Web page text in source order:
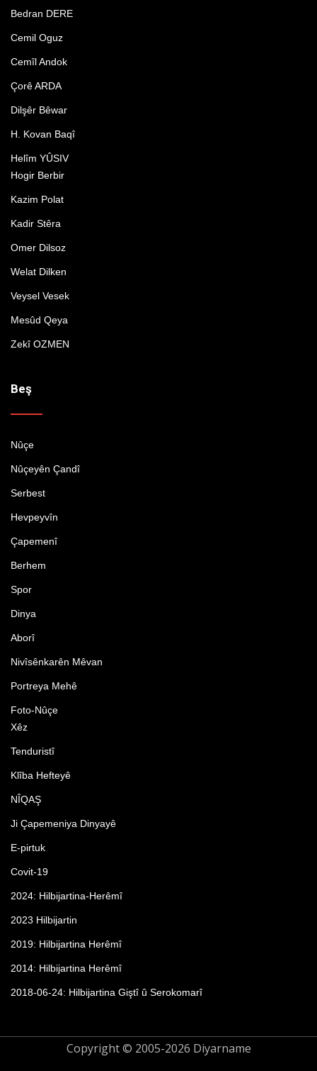
Bedran DERE
Cemil Oguz
Cemîl Andok
Çorê ARDA
Dilşêr Bêwar
H. Kovan Baqî
Helîm YÛSIV
Hogir Berbir
Kazim Polat
Kadir Stêra
Omer Dilsoz
Welat Dilken
Veysel Vesek
Mesûd Qeya
Zekî OZMEN
Beş
Nûçe
Nûçeyên Çandî
Serbest
Hevpeyvîn
Çapemenî
Berhem
Spor
Dinya
Aborî
Nivîsênkarên Mêvan
Portreya Mehê
Foto-Nûçe
Xêz
Tenduristî
Klîba Hefteyê
NÎQAŞ
Ji Çapemeniya Dinyayê
E-pirtuk
Covit-19
2024: Hilbijartina-Herêmî
2023 Hilbijartin
2019: Hilbijartina Herêmî
2014: Hilbijartina Herêmî
2018-06-24: Hilbijartina Giştî û Serokomarî
Copyright © 2005-2026 Diyarname